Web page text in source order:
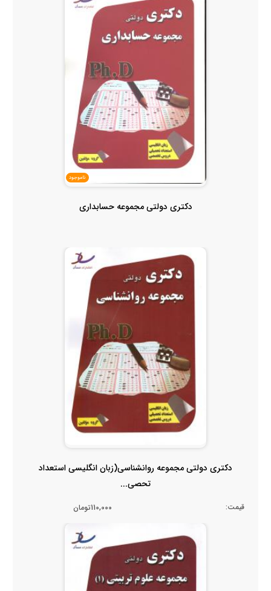
ناموجود
دکتری دولتی مجموعه حسابداری
دکتری دولتی مجموعه روانشناسی(زبان انگلیسی استعداد
تحصی...
قیمت: 110,000تومان